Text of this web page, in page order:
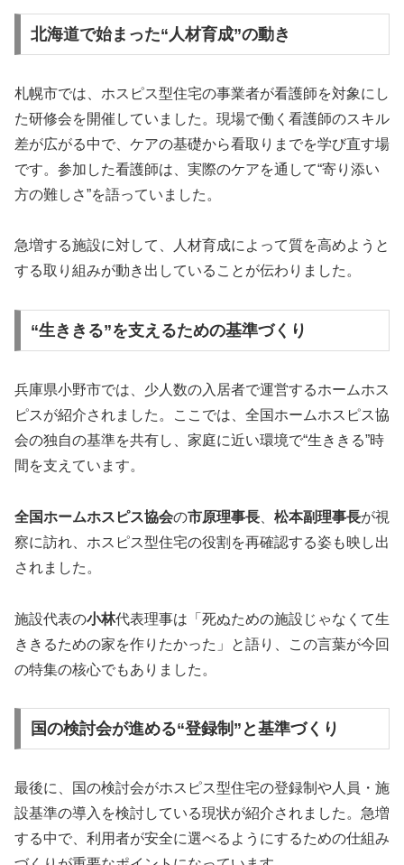
北海道で始まった“人材育成”の動き
札幌市では、ホスピス型住宅の事業者が看護師を対象にし
た研修会を開催していました。現場で働く看護師のスキル
差が広がる中で、ケアの基礎から看取りまでを学び直す場
です。参加した看護師は、実際のケアを通して“寄り添い
方の難しさ”を語っていました。
急増する施設に対して、人材育成によって質を高めようと
する取り組みが動き出していることが伝わりました。
“生ききる”を支えるための基準づくり
兵庫県小野市では、少人数の入居者で運営するホームホス
ピスが紹介されました。ここでは、全国ホームホスピス協
会の独自の基準を共有し、家庭に近い環境で“生ききる”時
間を支えています。
全国ホームホスピス協会の市原理事長 松本副理事長が視
察に訪れ、ホスピス型住宅の役割を再確認する姿も映し出
されました。
施設代表の小林代表理事は「死ぬための施設じゃなくて生
ききるための家を作りたかった」と語り、この言葉が今回
の特集の核心でもありました。
国の検討会が進める“登録制”と基準づくり
最後に、国の検討会がホスピス型住宅の登録制や人員・施
設基準の導入を検討している現状が紹介されました。急増
する中で、利用者が安全に選べるようにするための仕組み